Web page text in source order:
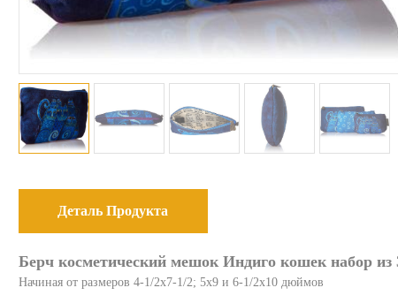
Деталь Продукта
Берч косметический мешок Индиго кошек набор из
Начиная от размеров 4-1/2х7-1/2; 5х9 и 6-1/2х10 дюймов